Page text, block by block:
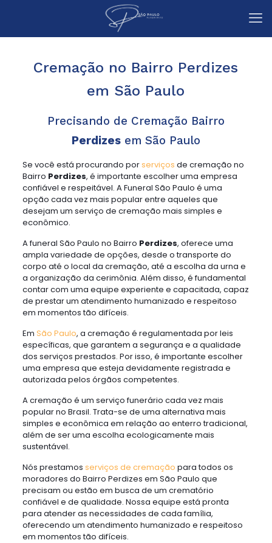
Cremação no Bairro Perdizes
em São Paulo
Precisando de Cremação Bairro
Perdizesem São Paulo
Se você está procurando porserviços de cremação no
Bairro Perdizes, é importante escolher uma empresa
confiável e respeitável. A Funeral São Paulo é uma
opção cada vez mais popular entre aqueles que
desejam um serviço de cremação mais simples e
econômico.
A funeral São Paulo no Bairro Perdizes, oferece uma
ampla variedade de opções, desde o transporte do
corpo até o local da cremação, até a escolha da urna e
a organização da cerimônia. Além disso, é fundamental
contar com uma equipe experiente e capacitada, capaz
de prestar um atendimento humanizado e respeitoso
em momentos tão difíceis.
Em São Paulo, a cremação é regulamentada por leis
específicas, que garantem a segurança e a qualidade
dos serviços prestados. Por isso, é importante escolher
uma empresa que esteja devidamente registrada e
autorizada pelos órgãos competentes.
A cremação é um serviço funerário cada vez mais
popular no Brasil. Trata-se de uma alternativa mais
simples e econômica em relação ao enterro tradicional,
além de ser uma escolha ecologicamente mais
sustentável.
Nós prestamos serviços de cremação para todos os
moradores do Bairro Perdizes em São Paulo que
precisam ou estão em busca de um crematório
confiável e de qualidade. Nossa equipe está pronta
para atender as necessidades de cada família,
oferecendo um atendimento humanizado e respeitoso
em momentos tão difíceis.